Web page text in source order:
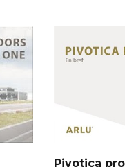
Pivotica pro